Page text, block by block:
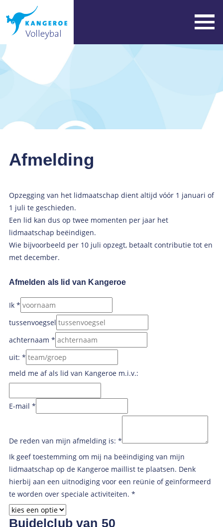
Afmelding
Opzegging van het lidmaatschap dient altijd vóór 1 januari of
1 juli te geschieden.
Een lid kan dus op twee momenten per jaar het
lidmaatschap beëindigen.
Wie bijvoorbeeld per 10 juli opzegt, betaalt contributie tot en
met december.
Afmelden als lid van Kangeroe
Ik *
tussenvoegsel
achternaam *
uit: *
meld me af als lid van Kangeroe m.i.v.:
E-mail *
De reden van mijn afmelding is: *
Ik geef toestemming om mij na beëindiging van mijn
lidmaatschap op de Kangeroe maillist te plaatsen. Denk
hierbij aan een uitnodiging voor een reünie of geïnformeerd
te worden over speciale activiteiten. *
Buidelclub van 50